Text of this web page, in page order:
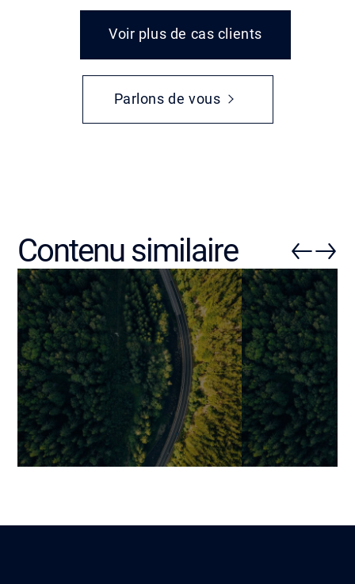
Voir plus de cas clients
Parlons de vous
Contenu similaire
qui déterminent le succès
et facteurs de